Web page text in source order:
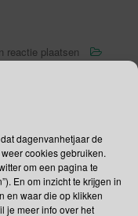
dagenvanhetjaar de
cookies gebruiken.
om een pagina te
En om inzicht te krijgen in
en waar die op klikken
je meer info over het
reactie plaatsen
is Afrikaanse
die Genootskap
1875 te Paarl en
Taaldag
niet matig zijn […]